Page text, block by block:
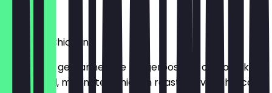
€ 18,95
Tandoori Chicken
-Gekruide, gemarineerde kip geroosterd op houtskool
-Seasoned, marinated chicken roasted over charcoal